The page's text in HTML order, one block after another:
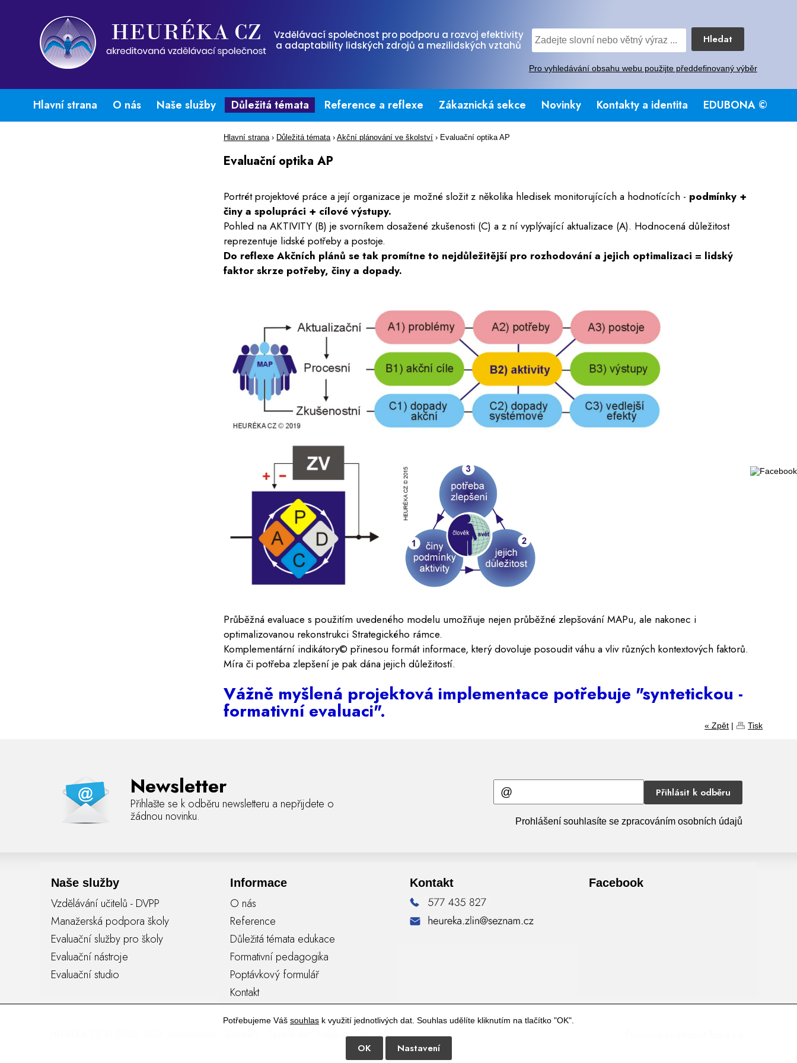
Vzdělávací společnost pro podporu a rozvoj efektivity
a adaptability lidských zdrojů a mezilidských vztahů
Hledat
Pro vyhledávání obsahu webu použijte předdefinovaný výběr
Hlavní strana O nás Naše služby Důležitá témata Reference a reflexe Zákaznická sekce Novinky Kontakty a identita EDUBONA ©
Hlavní strana › Důležitá témata › Akční plánování ve školství › Evaluační optika AP
Evaluační optika AP
Portrét projektové práce a její organizace je možné složit z několika hledisek monitorujících a hodnotících - podmínky +
činy a spolupráci + cílové výstupy.
Pohled na AKTIVITY (B) je svorníkem dosažené zkušenosti (C) a z ní vyplývající aktualizace (A). Hodnocená důležitost
reprezentuje lidské potřeby a postoje.
Do reflexe Akčních plánů se tak promítne to nejdůležitější pro rozhodování a jejich optimalizaci = lidský
faktor skrze potřeby, činy a dopady.
Průběžná evaluace s použitím uvedeného modelu umožňuje nejen průběžné zlepšování MAPu, ale nakonec i
optimalizovanou rekonstrukci Strategického rámce.
Komplementární indikátory© přinesou formát informace, který dovoluje posoudit váhu a vliv různých kontextových faktorů.
Míra či potřeba zlepšení je pak dána jejich důležitostí.
Vážně myšlená projektová implementace potřebuje "syntetickou -
formativní evaluaci".
« Zpět | Tisk
Newsletter
Přihlašte se k odběru newsletteru a nepřijdete o
žádnou novinku.
Přihlásit k odběru
Prohlášení souhlasíte se zpracováním osobních údajů
Naše služby
Vzdělávání učitelů - DVPP
Manažerská podpora školy
Evaluační služby pro školy
Evaluační nástroje
Evaluační studio
Informace
O nás
Reference
Důležitá témata edukace
Formativní pedagogika
Poptávkový formulář
Kontakt
Kontakt Facebook
Mapa stránek
Potřebujeme Váš souhlas k využití jednotlivých dat. Souhlas udělíte kliknutím na tlačítko "OK".
OK Nastavení